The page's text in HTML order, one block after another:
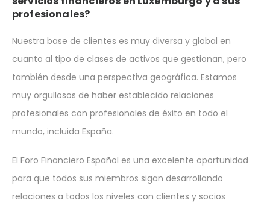
profesionales?
Nuestra base de clientes es muy diversa y global en
cuanto al tipo de clases de activos que gestionan, pero
también desde una perspectiva geográfica. Estamos
muy orgullosos de haber establecido relaciones
profesionales con profesionales de éxito en todo el
mundo, incluida España.
El Foro Financiero Español es una excelente oportunidad
para que todos sus miembros sigan desarrollando
relaciones a todos los niveles con clientes y socios